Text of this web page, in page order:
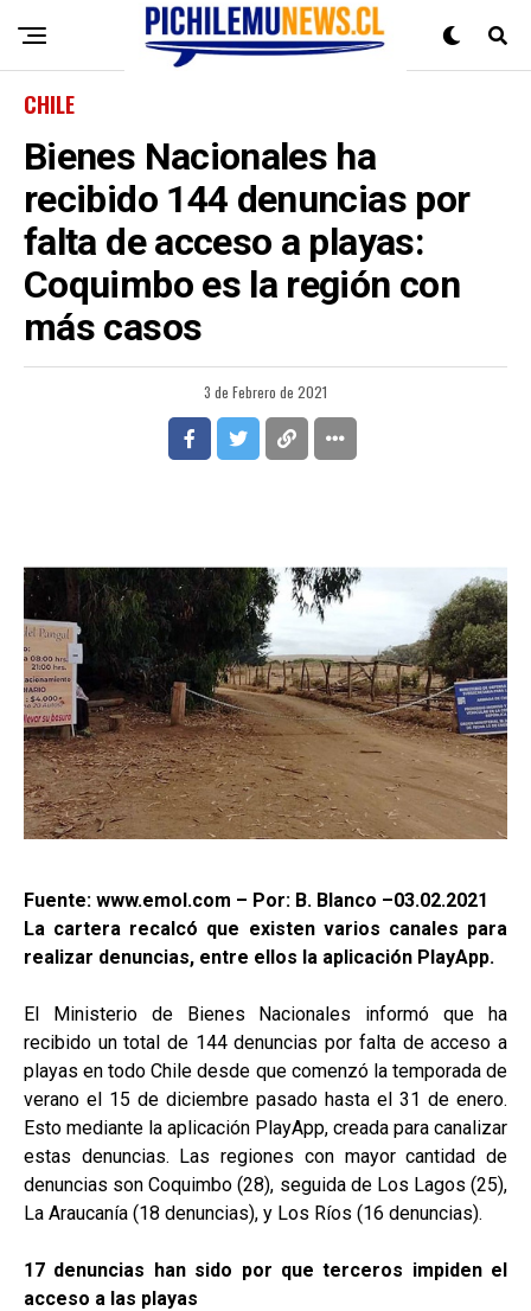
CHILE
Bienes Nacionales ha
recibido 144 denuncias por
falta de acceso a playas:
Coquimbo es la región con
más casos
3 de Febrero de 2021
Fuente: www.emol.com – Por: B. Blanco –03.02.2021
La cartera recalcó que existen varios canales para
realizar denuncias, entre ellos la aplicación PlayApp.
El Ministerio de Bienes Nacionales informó que ha
recibido un total de 144 denuncias por falta de acceso a
playas en todo Chile desde que comenzó la temporada de
verano el 15 de diciembre pasado hasta el 31 de enero.
Esto mediante la aplicación PlayApp, creada para canalizar
estas denuncias. Las regiones con mayor cantidad de
denuncias son Coquimbo (28), seguida de Los Lagos (25),
La Araucanía (18 denuncias), y Los Ríos (16 denuncias).
17 denuncias han sido por que terceros impiden el
acceso a las playas